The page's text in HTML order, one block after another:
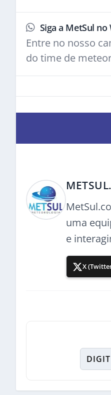
Siga a MetSul no
Entre no nosso
do time de
uma
e
X